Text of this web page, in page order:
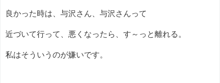
良かった時は、与沢さん、与沢さんって
近づいて行って、悪くなったら、す～っと離れる。
私はそういうのが嫌いです。